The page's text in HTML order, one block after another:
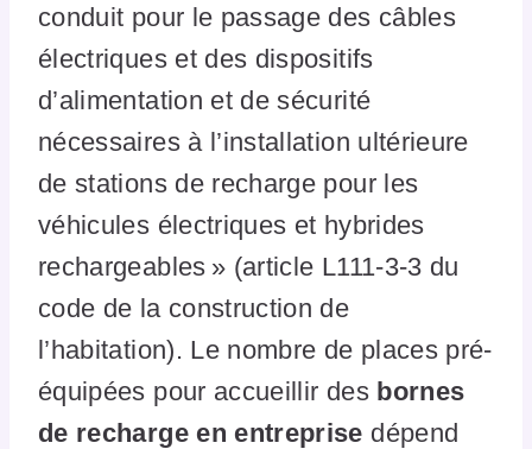
conduit pour le passage des câbles
électriques et des dispositifs
d’alimentation et de sécurité
nécessaires à l’installation ultérieure
de stations de recharge pour les
véhicules électriques et hybrides
rechargeables » (article L111-3-3 du
code de la construction de
l’habitation). Le nombre de places pré-
équipées pour accueillir des bornes
de recharge en entreprise dépend